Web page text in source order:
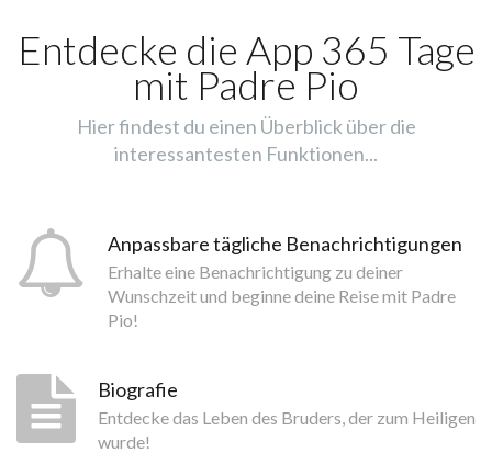
Entdecke die App 365 Tage
mit Padre Pio
Hier findest du einen Überblick über die
interessantesten Funktionen...
Anpassbare tägliche Benachrichtigungen
Erhalte eine Benachrichtigung zu deiner
Wunschzeit und beginne deine Reise mit Padre
Pio!
Biografie
Entdecke das Leben des Bruders, der zum Heiligen
wurde!